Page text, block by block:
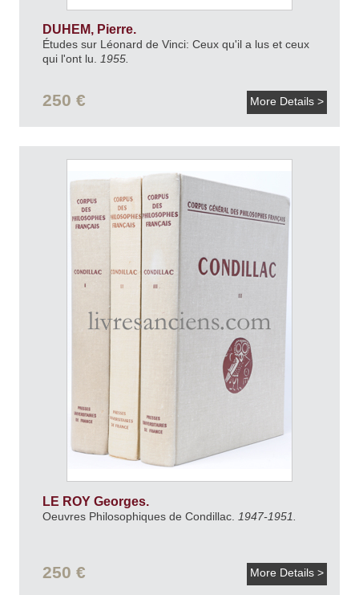
DUHEM, Pierre.
Études sur Léonard de Vinci: Ceux qu'il a lus et ceux
qui l'ont lu. 1955.
250 € More Details >
LE ROY Georges.
Oeuvres Philosophiques de Condillac. 1947-1951.
250 € More Details >